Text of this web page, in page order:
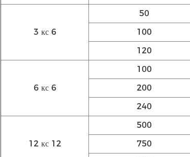
3 кс 6
50
100
120
6 кс 6
100
200
240
12 кс 12
500
750